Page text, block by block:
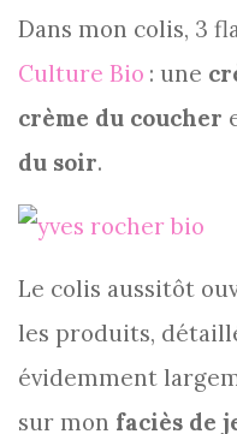
Dans mon colis, 3
Culture Bio : une
crème du coucher
du soir.
Le colis aussitôt
les produits,
évidemment
sur mon faciès de